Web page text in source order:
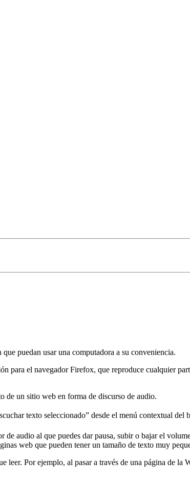
puedan usar una computadora a su conveniencia.
para el navegador Firefox, que reproduce cualquier
de un sitio web en forma de discurso de audio.
texto seleccionado” desde el menú contextual del
audio al que puedes dar pausa, subir o bajar el
web que pueden tener un tamaño de texto muy
leer. Por ejemplo, al pasar a través de una página de la